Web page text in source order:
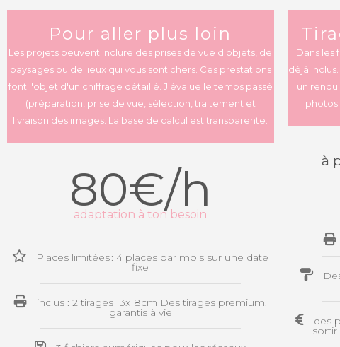
Pour aller plus loin
Les projets peuvent inclure des prises de vue d'objets, de
paysages ou de lieux qui vous sont chers. Ces prestations
font l'objet d'un chiffrage détaillé. J'évalue le temps passé
(préparation, prise de vue, sélection, traitement et
livraison des images. La base de calcul est transparente.
80€/h
adaptation à ton besoin
Places limitées : 4 places par mois sur une date
fixe
inclus : 2 tirages 13x18cm Des tirages premium,
garantis à vie
Dans les
déjà
un
photos
à
des
sortir